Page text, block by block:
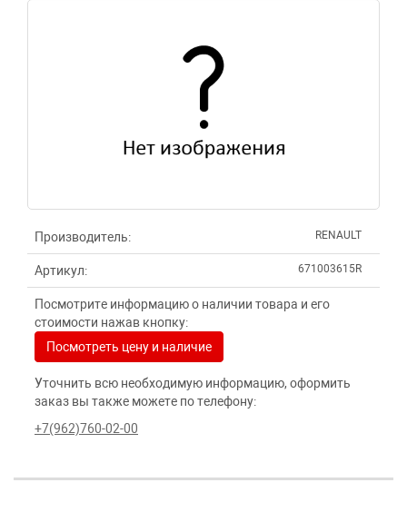
Производитель: RENAULT
Артикул: 671003615R
Посмотрите информацию о наличии товара и его
стоимости нажав кнопку:
Посмотреть цену и наличие
Уточнить всю необходимую информацию, оформить
заказ вы также можете по телефону:
+7(962)760-02-00